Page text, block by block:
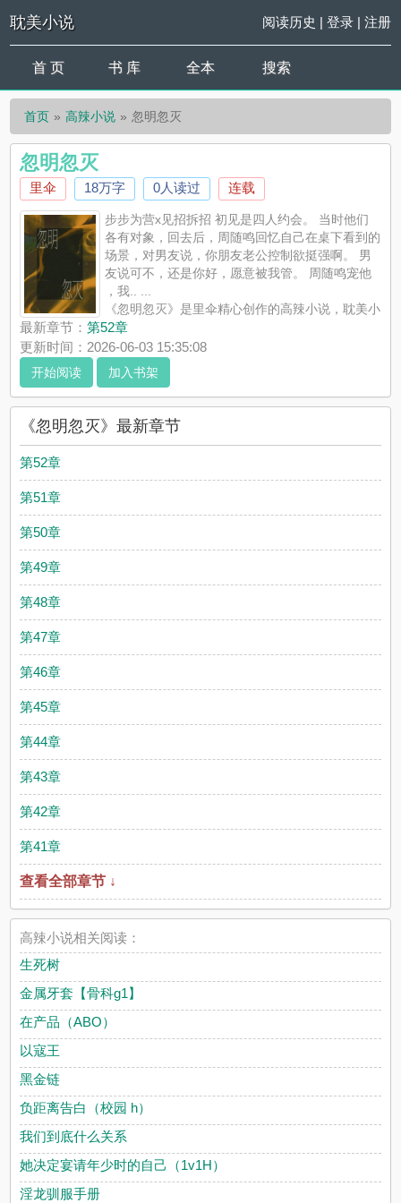
耽美小说 阅读历史 | 登录| 注册
首 页 书 库 全本 搜索
首页 高辣小说 忽明忽灭
忽明忽灭
里伞 18万字 0人读过 连载
步步为营x见招拆招 初见是四人约会。 当时他们
各有对象，回去后，周随鸣回忆自己在桌下看到的
场景，对男友说，你朋友老公控制欲挺强啊。 男
友说可不，还是你好，愿意被我管。 周随鸣宠他
，我.. ...
《忽明忽灭》是里伞精心创作的高辣小说，耽美小
说实时更新忽明忽灭最新章节并且提供无弹窗阅读，书友所发表
的忽明忽灭评论，并不代表耽美小说赞同或者支持忽明忽灭读者
的观点。
最新章节：第52章
更新时间：2026-06-03 15:35:08
开始阅读 加入书架
《忽明忽灭》最新章节
第52章
第51章
第50章
第49章
第48章
第47章
第46章
第45章
第44章
第43章
第42章
第41章
查看全部章节 ↓
高辣小说相关阅读：
生死树
金属牙套【骨科g1】
在产品（ABO）
以寇王
黑金链
负距离告白（校园 h）
我们到底什么关系
她决定宴请年少时的自己（1v1H）
淫龙驯服手册